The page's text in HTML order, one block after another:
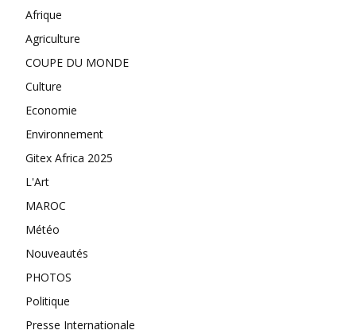
Afrique
Agriculture
COUPE DU MONDE
Culture
Economie
Environnement
Gitex Africa 2025
L'Art
MAROC
Météo
Nouveautés
PHOTOS
Politique
Presse Internationale